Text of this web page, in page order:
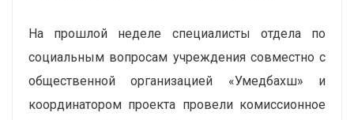
На прошлой неделе специалисты отдела по
социальным вопросам учреждения совместно с
общественной организацией «Умедбахш» и
координатором проекта провели комиссионное